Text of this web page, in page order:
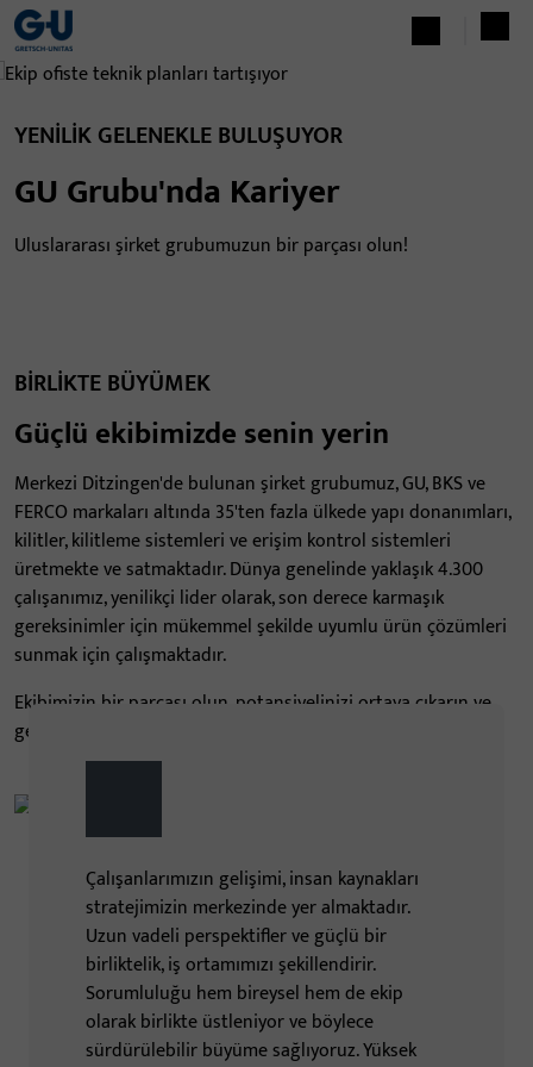
YENILIK GELENEKLE BULUŞUYOR
GU Grubu'nda Kariyer
Uluslararası şirket grubumuzun bir parçası olun!
BIRLIKTE BÜYÜMEK
Güçlü ekibimizde senin yerin
Merkezi Ditzingen'de bulunan şirket grubumuz, GU, BKS ve
FERCO markaları altında 35'ten fazla ülkede yapı donanımları,
kilitler, kilitleme sistemleri ve erişim kontrol sistemleri
üretmekte ve satmaktadır. Dünya genelinde yaklaşık 4.300
çalışanımız, yenilikçi lider olarak, son derece karmaşık
gereksinimler için mükemmel şekilde uyumlu ürün çözümleri
sunmak için çalışmaktadır.
Ekibimizin bir parçası olun, potansiyelinizi ortaya çıkarın ve
geleceği birlikte şekillendirin! Haydi birlikte büyüyelim!
Çalışanlarımızın gelişimi, insan kaynakları
stratejimizin merkezinde yer almaktadır.
Uzun vadeli perspektifler ve güçlü bir
birliktelik, iş ortamımızı şekillendirir.
Sorumluluğu hem bireysel hem de ekip
olarak birlikte üstleniyor ve böylece
sürdürülebilir büyüme sağlıyoruz. Yüksek